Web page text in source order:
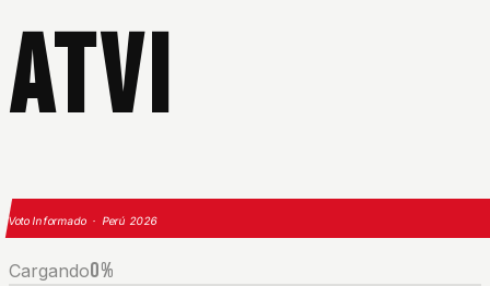
ATVI
Voto Informado · Perú 2026
Cargando0%